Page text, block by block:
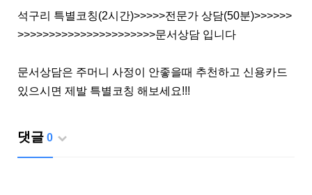
석구리 특별코칭(2시간)>>>>>전문가 상담(50분)>>>>>>
>>>>>>>>>>>>>>>>>>>>>>문서상담 입니다
문서상담은 주머니 사정이 안좋을때 추천하고 신용카드
있으시면 제발 특별코칭 해보세요!!!
댓글 0